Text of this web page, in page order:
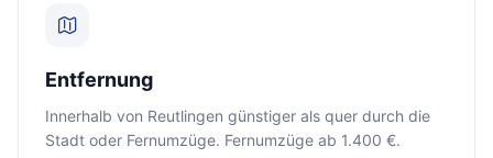
Entfernung
Innerhalb von Reutlingen günstiger als quer durch die
Stadt oder Fernumzüge. Fernumzüge ab 1.400 €.